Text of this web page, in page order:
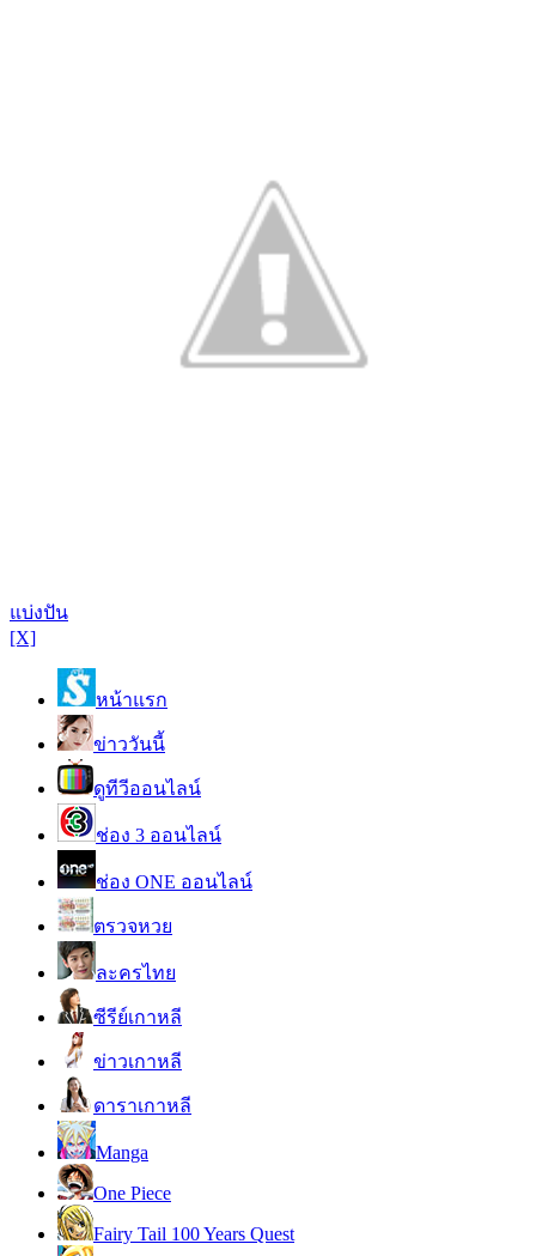
แบ่งปัน
[X]
หน้าแรก
ข่าววันนี้
ดูทีวีออนไลน์
ช่อง 3 ออนไลน์
ช่อง ONE ออนไลน์
ตรวจหวย
ละครไทย
ซีรีย์เกาหลี
ข่าวเกาหลี
ดาราเกาหลี
Manga
One Piece
Fairy Tail 100 Years Quest